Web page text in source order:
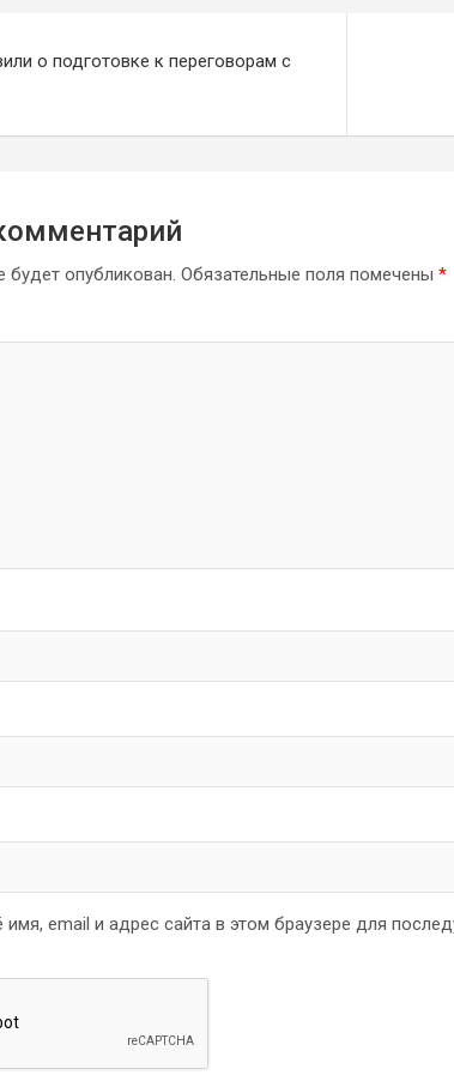
о подготовке к переговорам с
будет опубликован. Обязательные поля помечены *
имя, email и адрес сайта в этом браузере для